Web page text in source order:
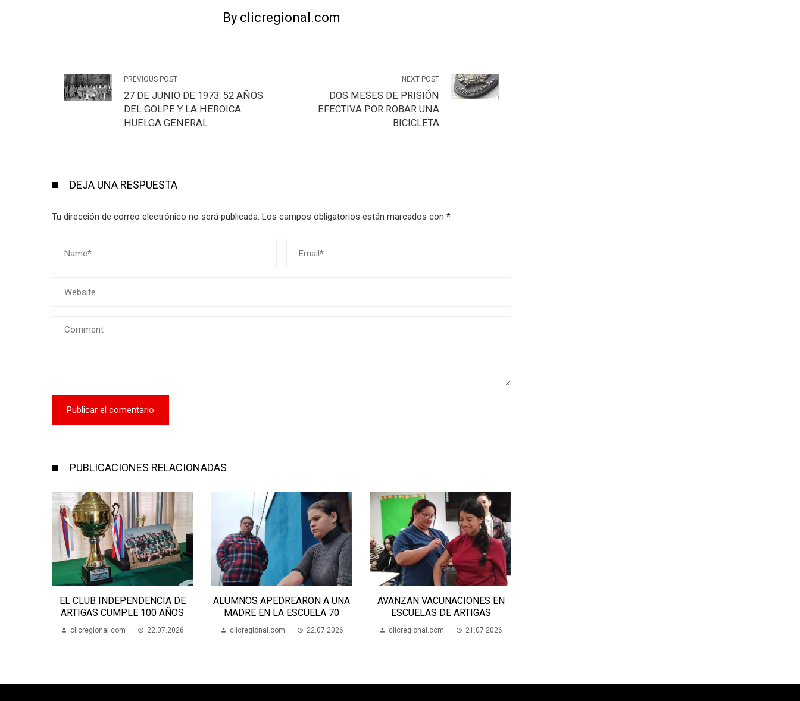
By clicregional.com
PREVIOUS POST
27 DE JUNIO DE 1973: 52 AÑOS
DEL GOLPE Y LA HEROICA
HUELGA GENERAL
NEXT POST
DOS MESES DE PRISIÓN
EFECTIVA POR ROBAR UNA
BICICLETA
DEJA UNA RESPUESTA
Tu dirección de correo electrónico no será publicada. Los campos obligatorios están marcados con *
PUBLICACIONES RELACIONADAS
ALUMNOS APEDREARON A UNA
MADRE EN LA ESCUELA 70
clicregional.com 22.07.2026
AVANZAN VACUNACIONES EN
ESCUELAS DE ARTIGAS
clicregional.com 21.07.2026
EL CLUB INDEPENDENCIA DE
ARTIGAS CUMPLE 100 AÑOS
clicregional.com 22.07.2026